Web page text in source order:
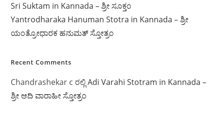
Sri Suktam in Kannada – ಶ್ರೀ ಸೂಕ್ತಂ
Yantrodharaka Hanuman Stotra in Kannada – ಶ್ರೀ
ಯಂತ್ರೋಧಾರಕ ಹನುಮತ್ ಸ್ತೋತ್ರಂ
Recent Comments
Chandrashekar c ರಲ್ಲಿAdi Varahi Stotram in Kannada –
ಶ್ರೀ ಆದಿ ವಾರಾಹೀ ಸ್ತೋತ್ರಂ